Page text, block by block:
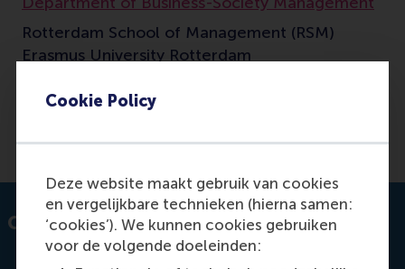
Cookie Policy
Deze website maakt gebruik van cookies
en vergelijkbare technieken (hierna samen:
‘cookies’). We kunnen cookies gebruiken
voor de volgende doeleinden:
Rotterdam School of Management (RSM)
Erasmus University Rotterdam
Contact information